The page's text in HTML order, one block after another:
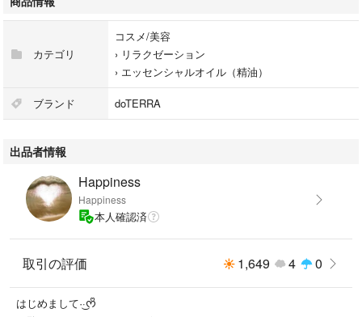
使用方法--------------------
口の中でビーズを1粒溶かして、息リフレッシュ。
食後に摂取し、口内をさわやかにしてスッキリと。
旅行や外出に便利な携帯サイズ。
1日に1～5粒を目安に摂取。
その他-----------------------
1ml,2ml,3mlなどの小分けもご用意しております。
☑おまとめ割引【100円】OFF
※エッセンシャルオイル1点追加ごとに
100円OFFさせていただきます！
割引ご希望の方はご購入いただく前に
❈その他の値下げ交渉はご容赦下さい。
カテゴリ
コスメ/美容
› リラクゼーション
› エッセンシャルオイル（精油）
ブランド doTERRA
出品者情報
Happiness
Happiness
本人確認済
取引の評価 1,649 4 0
はじめまして·͜·ᰔᩚ